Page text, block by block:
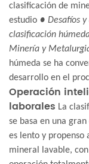
clasificación de
estudio ● Desafíos
clasificación
Minería y
húmeda se ha
desarrollo en el
Operación
laborales La
se basa en una
es lento y propenso
mineral lavable,